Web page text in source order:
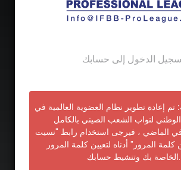
الدخول إلى حسابك
تم إعادة تطوير نظام العضوية العالمية في
الماضي ، فيرجى استخدام رابط "نسيت
كلمة المرور" أدناه لتعيين كلمة المرور